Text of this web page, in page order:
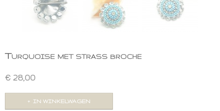
Turquoise met strass broche
€ 28,00
IN WINKELWAGEN